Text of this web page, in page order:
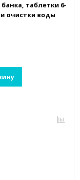
банка, таблетки 6-
и очистки воды